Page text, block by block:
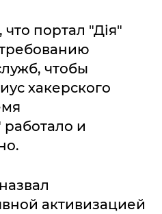
портал "Дія"
чтобы
хакерского
и
активизацией